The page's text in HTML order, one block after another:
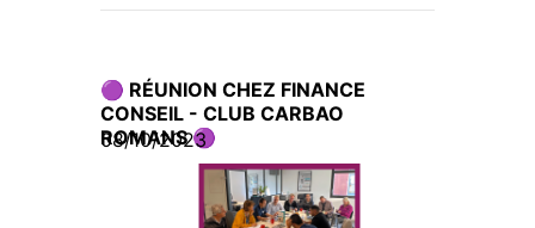
🟣 RÉUNION CHEZ FINANCE
CONSEIL - CLUB CARBAO
ROMANS 🟣
08/10/2023